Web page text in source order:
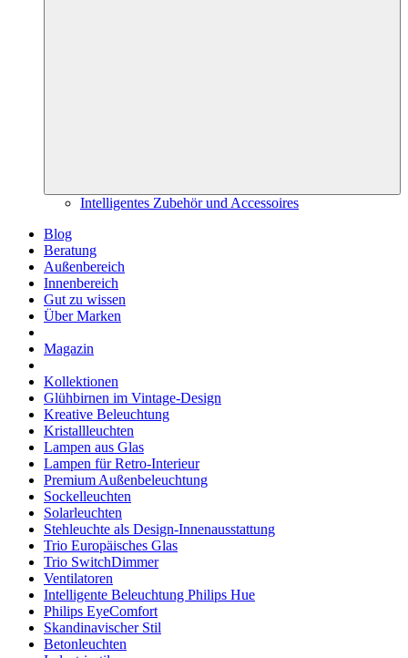
Intelligentes Zubehör und Accessoires
Blog
Beratung
Außenbereich
Innenbereich
Gut zu wissen
Über Marken
Magazin
Kollektionen
Glühbirnen im Vintage-Design
Kreative Beleuchtung
Kristallleuchten
Lampen aus Glas
Lampen für Retro-Interieur
Premium Außenbeleuchtung
Sockelleuchten
Solarleuchten
Stehleuchte als Design-Innenausstattung
Trio Europäisches Glas
Trio SwitchDimmer
Ventilatoren
Intelligente Beleuchtung Philips Hue
Philips EyeComfort
Skandinavischer Stil
Betonleuchten